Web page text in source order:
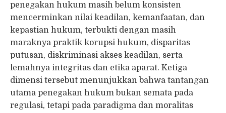
penegakan hukum masih belum konsisten
mencerminkan nilai keadilan, kemanfaatan, dan
kepastian hukum, terbukti dengan masih
maraknya praktik korupsi hukum, disparitas
putusan, diskriminasi akses keadilan, serta
lemahnya integritas dan etika aparat. Ketiga
dimensi tersebut menunjukkan bahwa tantangan
utama penegakan hukum bukan semata pada
regulasi, tetapi pada paradigma dan moralitas